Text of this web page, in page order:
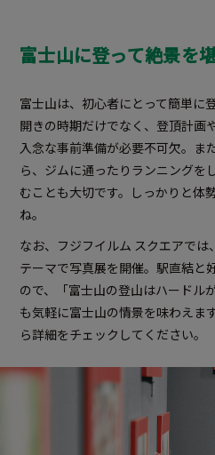
富士山に登って絶景を
富士山は、初心者にとって簡単に
開きの時期だけでなく、登頂計画
入念な事前準備が必要不可欠。ま
ら、ジムに通ったりランニングを
むことも大切です。しっかりと体
ね。
なお、フジフイルム スクエアで
テーマで写真展を開催。駅直結と
ので、「富士山の登山はハード
も気軽に富士山の情景を味わえま
ら詳細をチェックしてください。